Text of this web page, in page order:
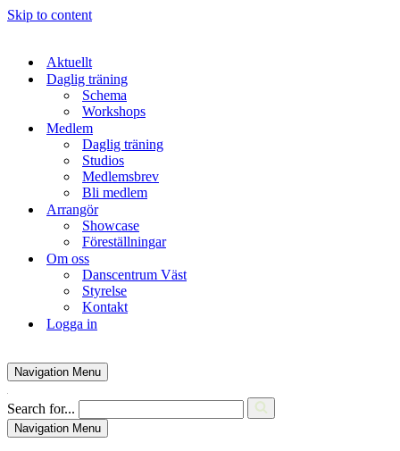
Skip to content
Aktuellt
Daglig träning
Schema
Workshops
Medlem
Daglig träning
Studios
Medlemsbrev
Bli medlem
Arrangör
Showcase
Föreställningar
Om oss
Danscentrum Väst
Styrelse
Kontakt
Logga in
Navigation Menu
Search for...
Navigation Menu